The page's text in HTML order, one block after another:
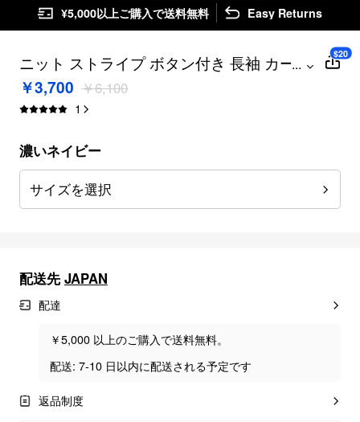
¥5,000以上ご購入で送料無料 Easy Returns
ニット ストライプ ボタン付き 長袖 カーデ
ィガン
...
￥3,700 ￥6,100
1
$20
濃いネイビー
サイズを選択
配送先 JAPAN
配達
￥5,000 以上のご購入で送料無料。
配送: 7-10 日以内に配送される予定です
返品制度